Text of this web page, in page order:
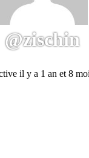
@zischin
il y a 1 an et 8